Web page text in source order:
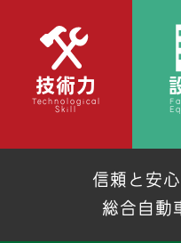
技術力
Technological
Skill
信頼と安
総合自動